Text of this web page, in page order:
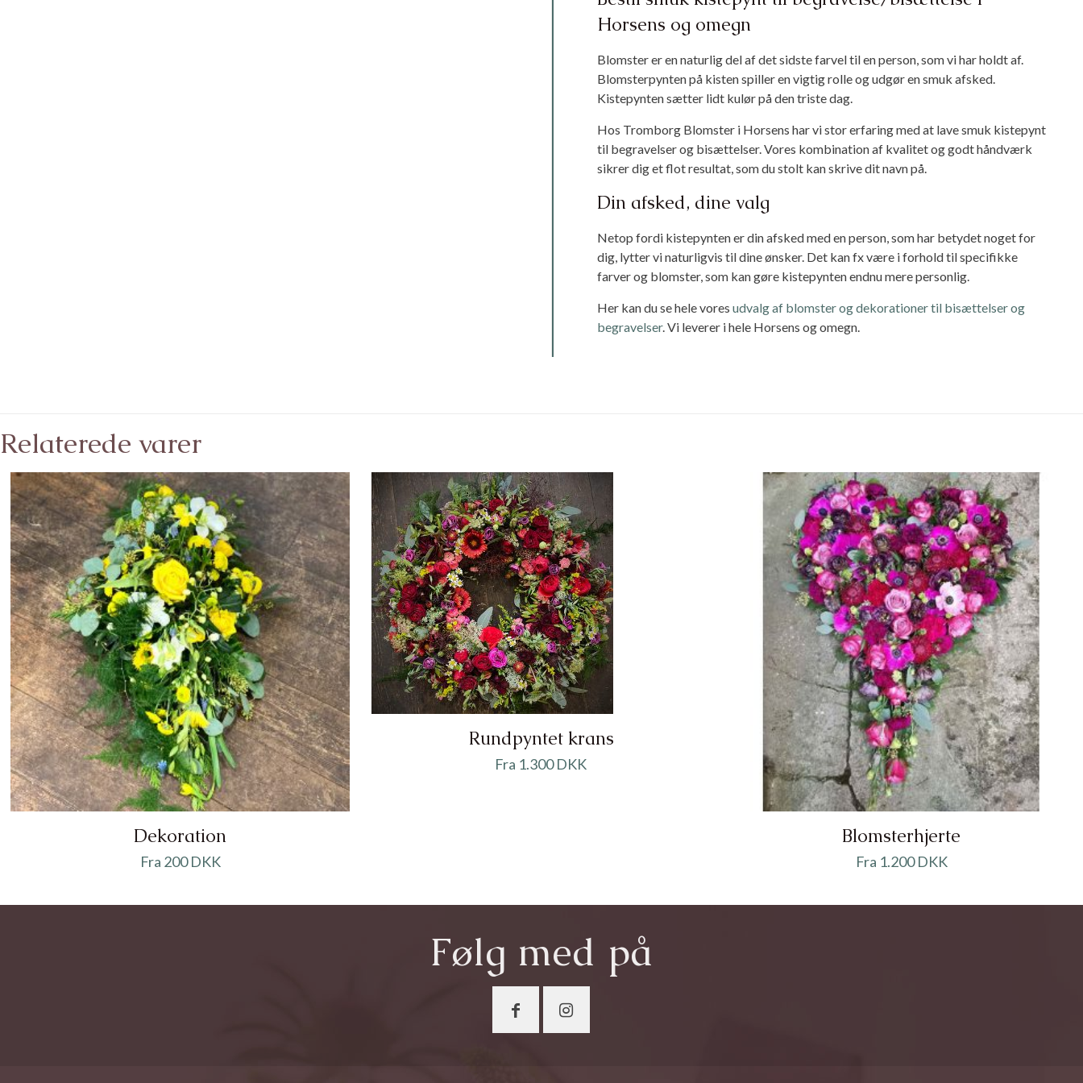
Navn på modtager / afhenter *
Modtagers / afhenters telefonnummer
Dato for levering / afhentning
Horsens og omegn
Blomster er en naturlig del af det sidste farvel til en person, som vi har holdt af.
Blomsterpynten på kisten spiller en vigtig rolle og udgør en smuk afsked.
Kistepynten sætter lidt kulør på den triste dag.
Hos Tromborg Blomster i Horsens har vi stor erfaring med at lave smuk kistepynt
til begravelser og bisættelser. Vores kombination af kvalitet og godt håndværk
sikrer dig et flot resultat, som du stolt kan skrive dit navn på.
Din afsked, dine valg
Netop fordi kistepynten er din afsked med en person, som har betydet noget for
dig, lytter vi naturligvis til dine ønsker. Det kan fx være i forhold til specifikke
farver og blomster, som kan gøre kistepynten endnu mere personlig.
Her kan du se hele vores udvalg af blomster og dekorationer til bisættelser og
begravelser. Vi leverer i hele Horsens og omegn.
Relaterede varer
Dekoration
Fra 200 DKK
Rundpyntet krans
Fra 1.300 DKK
Blomsterhjerte
Fra 1.200 DKK
Følg med på